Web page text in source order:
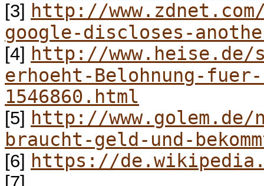
[3] http://
google-discloses-
[4] http://www.heise.de/
erhoeht-Belohnung-
1546860.html
[5] http://www.golem.de/
braucht-geld-und-
[6] https://